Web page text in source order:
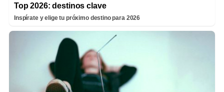
Top 2026: destinos clave
Inspírate y elige tu próximo destino para 2026